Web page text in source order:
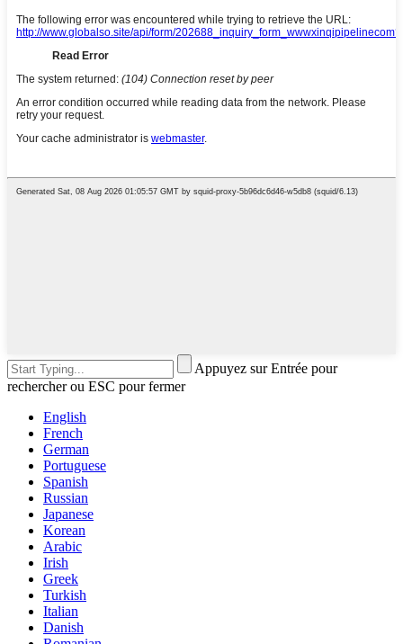
Appuyez sur Entrée pour
rechercher ou ESC pour fermer
English
French
German
Portuguese
Spanish
Russian
Japanese
Korean
Arabic
Irish
Greek
Turkish
Italian
Danish